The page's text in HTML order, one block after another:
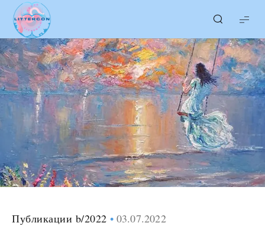
LITTERcon
Публикации b/2022 03.07.2022